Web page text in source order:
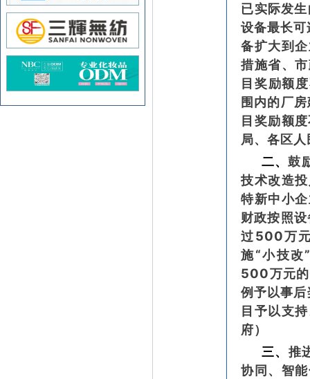
已实际发
设备最长
备扩大到
措施省、
目奖励额
围内的厂
目奖励额
局、各区
二、鼓
技术改造
特新中小
财政按照
过500万
施“小技
500万元的
例予以事
目予以支
府）
三、 推
协同、智